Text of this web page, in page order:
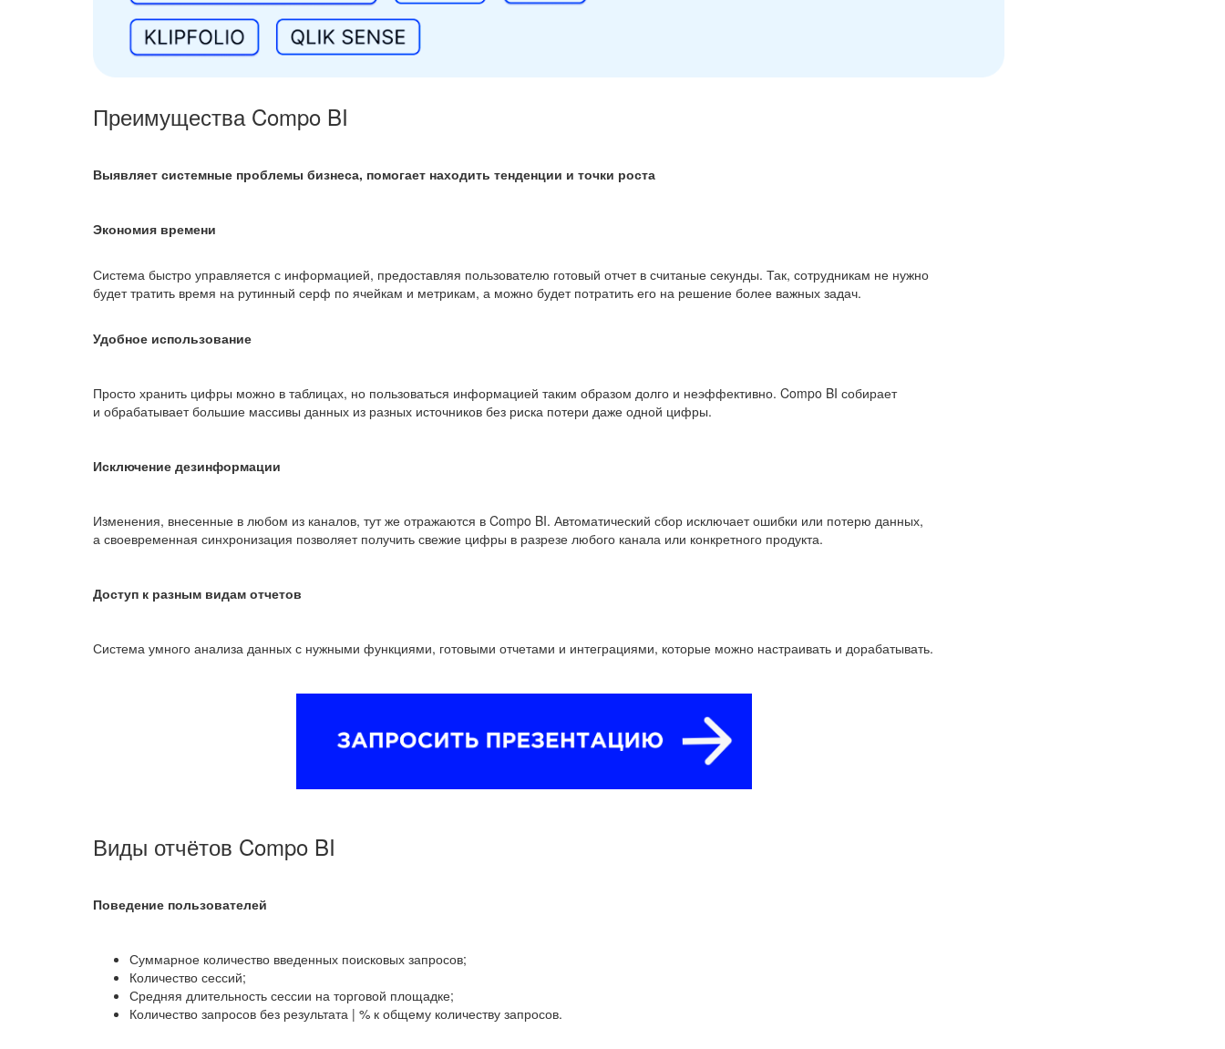
Преимущества Compo BI
Выявляет системные проблемы бизнеса, помогает находить тенденции и точки роста
Экономия времени
Система быстро управляется с информацией, предоставляя пользователю готовый отчет в считаные секунды. Так, сотрудникам не нужно
будет тратить время на рутинный серф по ячейкам и метрикам, а можно будет потратить его на решение более важных задач.
Удобное использование
Просто хранить цифры можно в таблицах, но пользоваться информацией таким образом долго и неэффективно. Compo BI собирает
и обрабатывает большие массивы данных из разных источников без риска потери даже одной цифры.
Исключение дезинформации
Изменения, внесенные в любом из каналов, тут же отражаются в Compo BI. Автоматический сбор исключает ошибки или потерю данных,
а своевременная синхронизация позволяет получить свежие цифры в разрезе любого канала или конкретного продукта.
Доступ к разным видам отчетов
Система умного анализа данных с нужными функциями, готовыми отчетами и интеграциями, которые можно настраивать и дорабатывать.
Виды отчётов Compo BI
Поведение пользователей
Суммарное количество введенных поисковых запросов;
Количество сессий;
Средняя длительность сессии на торговой площадке;
Количество запросов без результата | % к общему количеству запросов.